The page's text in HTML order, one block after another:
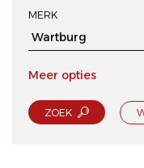
MERK
Meer opties
ZOEK